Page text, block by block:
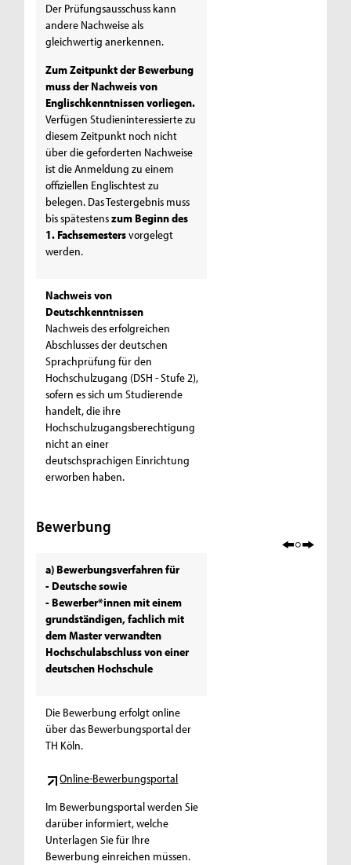
Der Prüfungsausschuss kann
andere Nachweise als
gleichwertig anerkennen.
Zum Zeitpunkt der Bewerbung
muss der Nachweis von
Englischkenntnissen vorliegen.
Verfügen Studieninteressierte zu
diesem Zeitpunkt noch nicht
über die geforderten Nachweise
ist die Anmeldung zu einem
offiziellen Englischtest zu
belegen. Das Testergebnis muss
bis spätestenszum Beginn des
1. Fachsemestersvorgelegt
werden.
Nachweis von
Deutschkenntnissen
Nachweis des erfolgreichen
Abschlusses der deutschen
Sprachprüfung für den
Hochschulzugang (DSH - Stufe 2),
sofern es sich um Studierende
handelt, die ihre
Hochschulzugangsberechtigung
nicht an einer
deutschsprachigen Einrichtung
erworben haben.
Bewerbung
a) Bewerbungsverfahren für
- Deutsche sowie
- Bewerber*innen mit einem
grundständigen, fachlich mit
dem Master verwandten
Hochschulabschluss von einer
deutschen Hochschule
Die Bewerbung erfolgt online
über das Bewerbungsportal der
TH Köln.
Online-Bewerbungsportal
Im Bewerbungsportal werden Sie
darüber informiert, welche
Unterlagen Sie für Ihre
Bewerbung einreichen müssen.